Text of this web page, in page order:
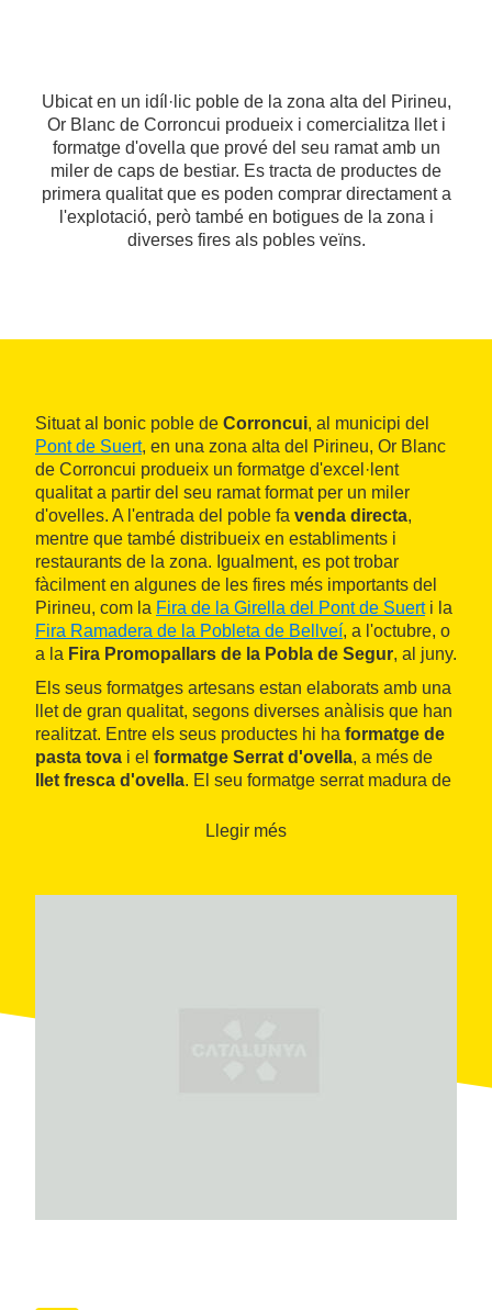
Ubicat en un idíl·lic poble de la zona alta del Pirineu,
Or Blanc de Corroncui produeix i comercialitza llet i
formatge d'ovella que prové del seu ramat amb un
miler de caps de bestiar. Es tracta de productes de
primera qualitat que es poden comprar directament a
l'explotació, però també en botigues de la zona i
diverses fires als pobles veïns.
Situat al bonic poble de Corroncui, al municipi del
Pont de Suert, en una zona alta del Pirineu, Or Blanc
de Corroncui produeix un formatge d'excel·lent
qualitat a partir del seu ramat format per un miler
d'ovelles. A l'entrada del poble fa venda directa,
mentre que també distribueix en establiments i
restaurants de la zona. Igualment, es pot trobar
fàcilment en algunes de les fires més importants del
Pirineu, com la Fira de la Girella del Pont de Suerti la
Fira Ramadera de la Pobleta de Bellveí, a l'octubre, o
a la Fira Promopallars de la Pobla de Segur, al juny.
Els seus formatges artesans estan elaborats amb una
llet de gran qualitat, segons diverses anàlisis que han
realitzat. Entre els seus productes hi ha formatge de
pasta tova i el formatge Serrat d'ovella, a més de
llet fresca d'ovella. El seu formatge serrat madura de
característiques especials. Or Blanc de Corroncui
Llegir més